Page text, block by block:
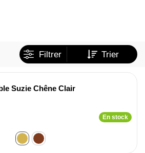
Filtrer Trier
Suzie Chêne Clair
En stock